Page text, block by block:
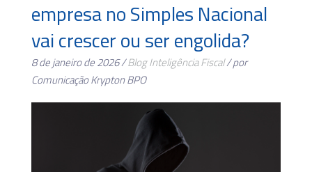
empresa no Simples Nacional
vai crescer ou ser engolida?
8 de janeiro de 2026 /BlogInteligência Fiscal/ por
Comunicação Krypton BPO